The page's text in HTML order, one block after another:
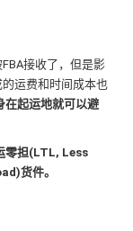
接收了，但是影
运费和时间成本也
在起运地就可以避
零担(LTL, Less
货件。